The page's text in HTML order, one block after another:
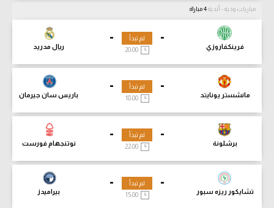
مباريات ودية - أندية
-
فرينكفاروزي
-
ريال مدريد
لم تبدأ
-
مانشستر يونايتد
-
باريس سان جيرمان
لم تبدأ
18:00
-
برشلونة
-
نوتنجهام فورست
لم تبدأ
-
تشايكور ريزه سبور
-
بيراميدز
لم تبدأ
15:00